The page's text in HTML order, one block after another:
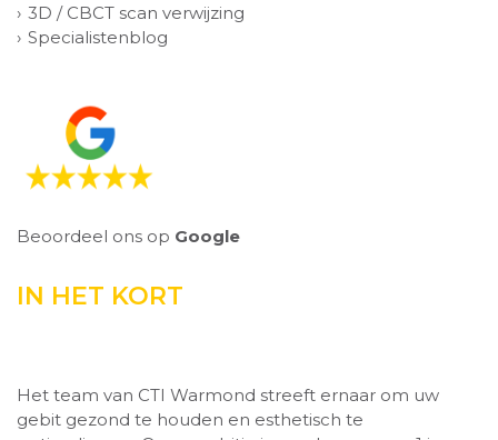
3D / CBCT scan verwijzing
Specialistenblog
Beoordeel ons op Google
IN HET KORT
Het team van CTI Warmond streeft ernaar om uw
gebit gezond te houden en esthetisch te